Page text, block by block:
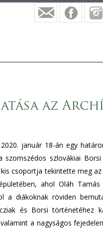
az
január 18-án egy
szomszédos szlovákiai
csoportja tekintette meg az
ahol Oláh
a diákoknak röviden
és Borsi történetéhez
a nagyságos